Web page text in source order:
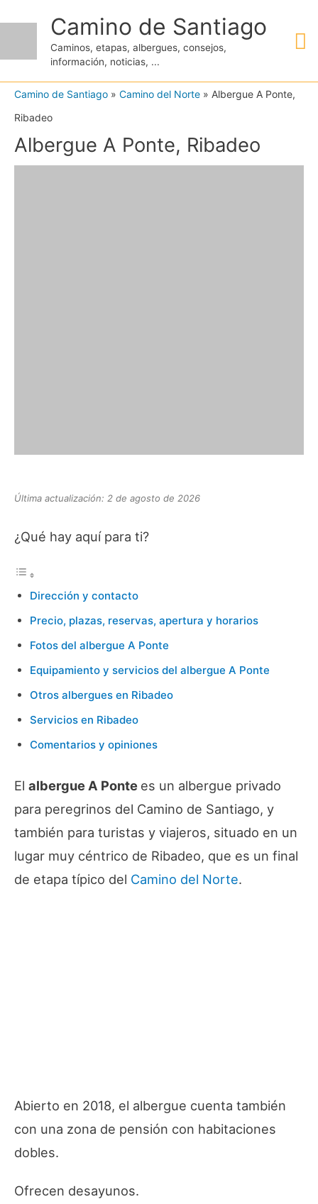
contenido
Camino de Santiago
Caminos, etapas, albergues, consejos,
información, noticias, ...
Camino de Santiago » Camino del Norte » Albergue A Ponte,
Ribadeo
Albergue A Ponte, Ribadeo
Última actualización: 2 de agosto de 2026
¿Qué hay aquí para ti?
Dirección y contacto
Precio, plazas, reservas, apertura y horarios
Fotos del albergue A Ponte
Equipamiento y servicios del albergue A Ponte
Otros albergues en Ribadeo
Servicios en Ribadeo
Comentarios y opiniones
El albergue A Ponte es un albergue privado
para peregrinos del Camino de Santiago, y
también para turistas y viajeros, situado en un
lugar muy céntrico de Ribadeo, que es un final
de etapa típico del Camino del Norte.
Abierto en 2018, el albergue cuenta también
con una zona de pensión con habitaciones
dobles.
Ofrecen desayunos.